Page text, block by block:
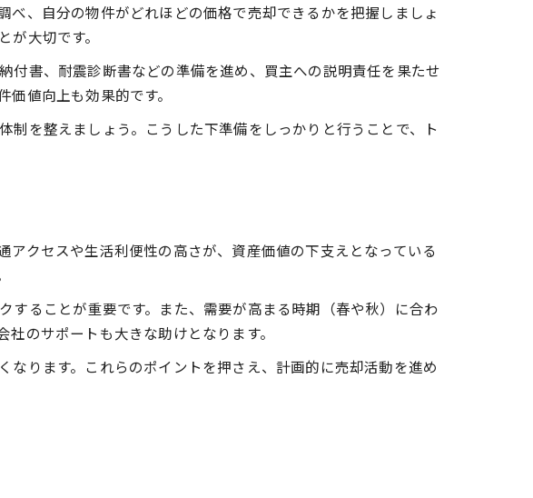
、自分の物件がどれほどの価格で売却できるかを把握しましょ
大切です。
書、耐震診断書などの準備を進め、買主への説明責任を果たせ
値向上も効果的です。
を整えましょう。こうした下準備をしっかりと行うことで、ト
クセスや生活利便性の高さが、資産価値の下支えとなっている
ることが重要です。また、需要が高まる時期（春や秋）に合わ
のサポートも大きな助けとなります。
ります。これらのポイントを押さえ、計画的に売却活動を進め